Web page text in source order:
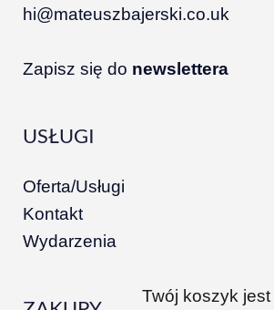
hi@mateuszbajerski.co.uk
Zapisz się do newslettera
USŁUGI
Oferta/Usługi
Kontakt
Wydarzenia
Twój koszyk jest